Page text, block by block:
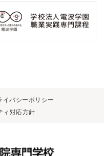
イバシーポリシー
ィ対応方針